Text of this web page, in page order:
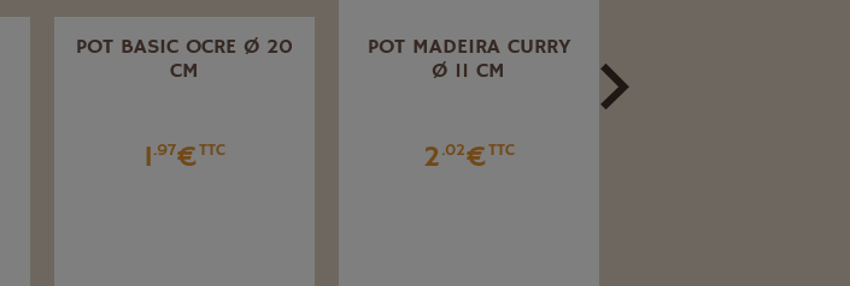
POT BASIC OCRE Ø 20
CM
1.97€TTC
POT MADEIRA CURRY
Ø 11 CM
2.02€TTC